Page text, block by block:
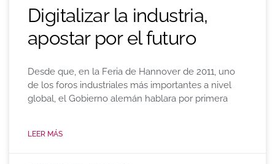
Digitalizar la industria,
apostar por el futuro
Desde que, en la Feria de Hannover de 2011, uno
de los foros industriales más importantes a nivel
global, el Gobierno alemán hablara por primera
LEER MÁS